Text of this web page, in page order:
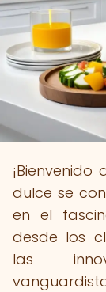
¡Bienvenido
dulce se
en el
desde los
las